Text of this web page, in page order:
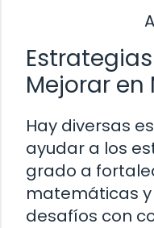
Mejorar
Hay diversas
ayudar a los
grado a
matemáticas
desafíos con